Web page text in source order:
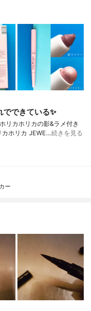
できている✨
リカホリカの影&ラメ付き
リカホリカ JEWE…続きを見る
ー